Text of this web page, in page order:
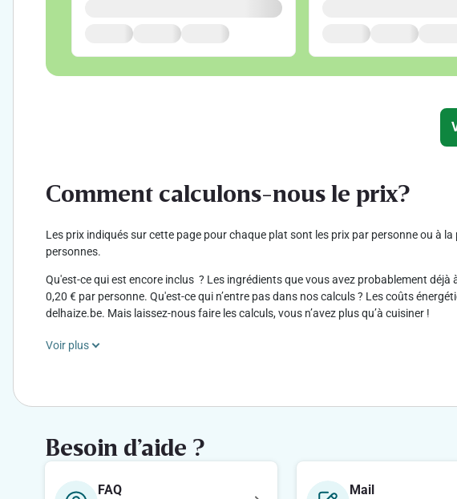
Comment calculons-nous le prix?
Les prix indiqués sur cette page pour chaque plat sont les prix par personne ou à
personnes.
Qu'est-ce qui est encore inclus ? Les ingrédients que vous avez probablement
0,20 € par personne. Qu'est-ce qui n’entre pas dans nos calculs ? Les coûts
delhaize.be. Mais laissez-nous faire les calculs, vous n’avez plus qu’à cuisiner !
Voir plus
Le prix inclut les ingrédients à utiliser pour la cuisson et l’assaisonnement (ex :
Le prix total se base sur les prix des produits indiqués sur le site delhaize.be en
Besoin d’aide ?
FAQ Mail